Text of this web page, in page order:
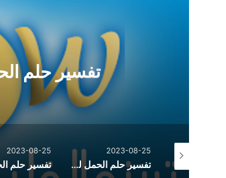
تفسير حلم
تفسير حلم الثعبان الاسود والهروب منه
2023-08-25
تفسير حلم الحمل للمتزوجة لابن سيرين
2023-08-25